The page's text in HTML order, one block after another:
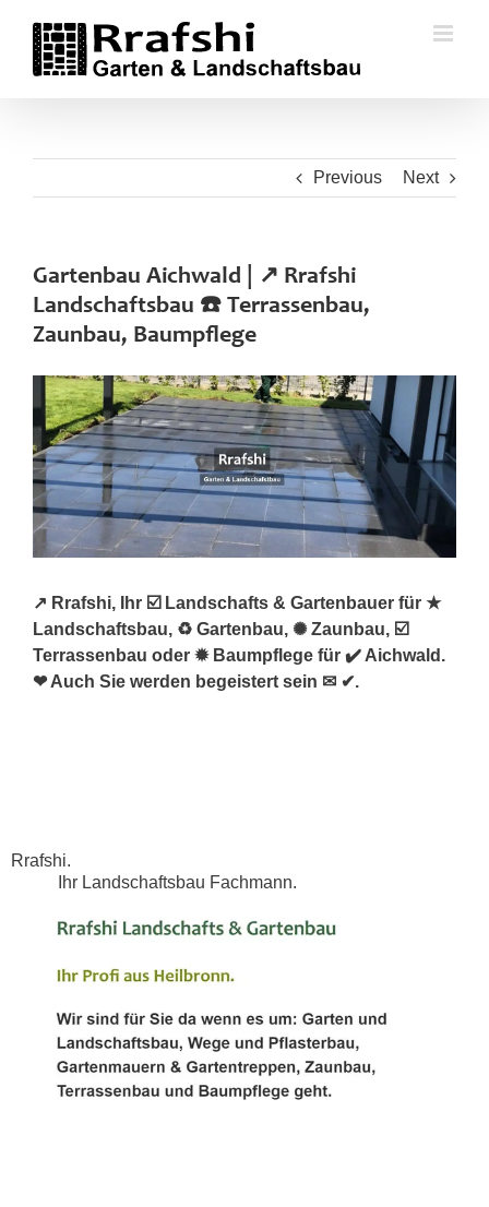
content
Previous Next
Gartenbau Aichwald | ↗️ Rrafshi
Landschaftsbau ☎️ Terrassenbau,
Zaunbau, Baumpflege
↗️ Rrafshi, Ihr ☑️ Landschafts & Gartenbauer für ★
Landschaftsbau, ♻ Gartenbau, ✺ Zaunbau, ☑️
Terrassenbau oder ✹ Baumpflege für ✔️ Aichwald.
❤ Auch Sie werden begeistert sein ✉ ✔.
Rrafshi.
Ihr Landschaftsbau Fachmann.